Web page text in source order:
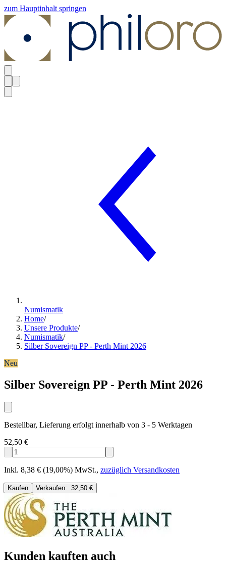
zum Hauptinhalt springen
Numismatik
Home/
Unsere Produkte/
Numismatik/
Silber Sovereign PP - Perth Mint 2026
Neu
Silber Sovereign PP - Perth Mint 2026
Bestellbar, Lieferung erfolgt innerhalb von 3 - 5 Werktagen
52,50 €
Inkl. 8,38 € (19,00%) MwSt., zuzüglich Versandkosten
Kaufen Verkaufen: 32,50 €
Kunden kauften auch